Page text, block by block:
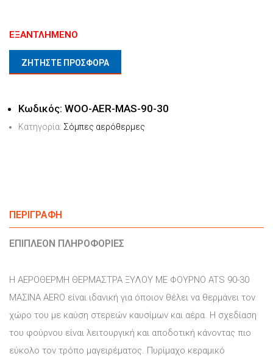
ΕΞΑΝΤΛΗΜΈΝΟ
ΖΗΤΗΣΤΕ ΠΡΟΣΦΟΡΑ
Κωδικός: WOO-AER-MAS-90-30
Κατηγορία: Σόμπες αερόθερμες
ΠΕΡΙΓΡΑΦΉ
ΕΠΙΠΛΈΟΝ ΠΛΗΡΟΦΟΡΊΕΣ
Η ΑΕΡΟΘΕΡΜΗ ΘΕΡΜΑΣΤΡΑ ΞΥΛΟΥ ME ΦΟΥΡΝΟ ATS 90-30
ΜΑΣΙΝΑ AERO είναι ιδανική για όποιον θέλει να θερμάνει τον
χώρο του με καύση στερεών καυσίμων και αέρα. Η σχεδίαση
του φούρνου είναι λειτουργική και αποδοτική κάνοντας πιο
εύκολο τον τρόπο μαγειρέματος. Πυρίμαχο κεραμικό